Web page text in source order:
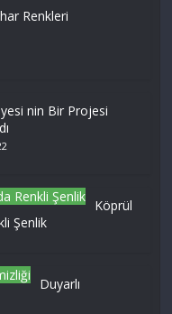
Renkleri
nin Bir Projesi
Köprül
Şenlik
Duyarlı